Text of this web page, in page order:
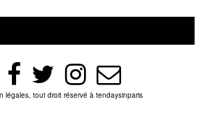
légales, tout droit réservé à tendaysinparis